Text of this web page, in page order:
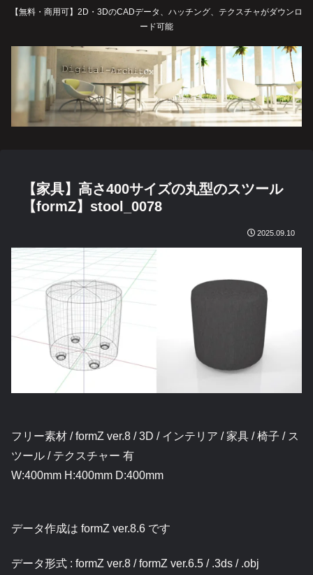
【無料・商用可】2D・3DのCADデータ、ハッチング、テクスチャがダウンロ
ード可能
【家具】高さ400サイズの丸型のスツール
【formZ】stool_0078
2025.09.10
フリー素材 / formZ ver.8 / 3D / インテリア / 家具 / 椅子 / ス
ツール / テクスチャー 有
W:400mm H:400mm D:400mm
データ作成は formZ ver.8.6 です
データ形式 : formZ ver.8 / formZ ver.6.5 / .3ds / .obj